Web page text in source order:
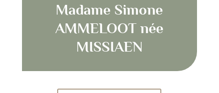
Madame Simone
AMMELOOT née
MISSIAEN